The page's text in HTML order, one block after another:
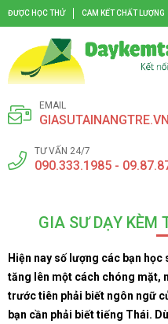
ĐƯỢC HỌC THỬ CAM KẾT CHẤT LƯỢNG
EMAIL
TƯ VẤN 24/7
090.333.1985 -
GIA SƯ DẠY KÈM
Hiện nay số lượng các bạn
tăng lên một cách chóng mặt,
trước tiên phải biết ngôn ngữ
bạn cần phải biết tiếng Thái.